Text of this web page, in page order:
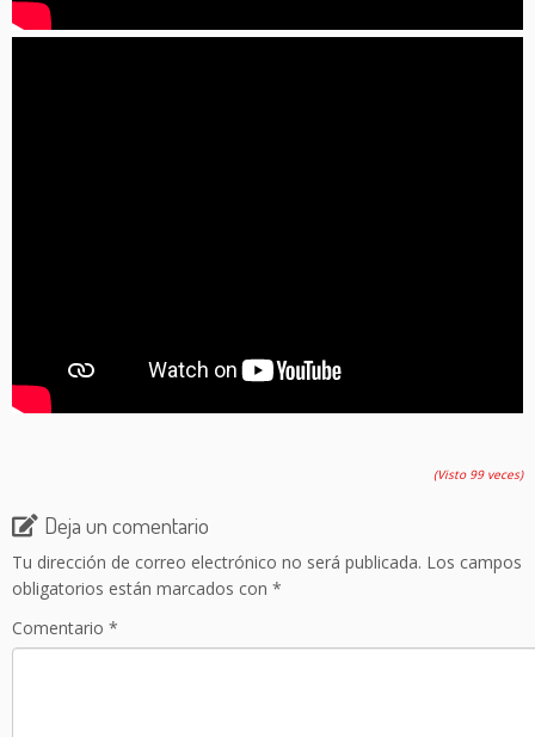
(Visto 99 veces)
Deja un comentario
Tu dirección de correo electrónico no será publicada. Los campos
obligatorios están marcados con *
Comentario *